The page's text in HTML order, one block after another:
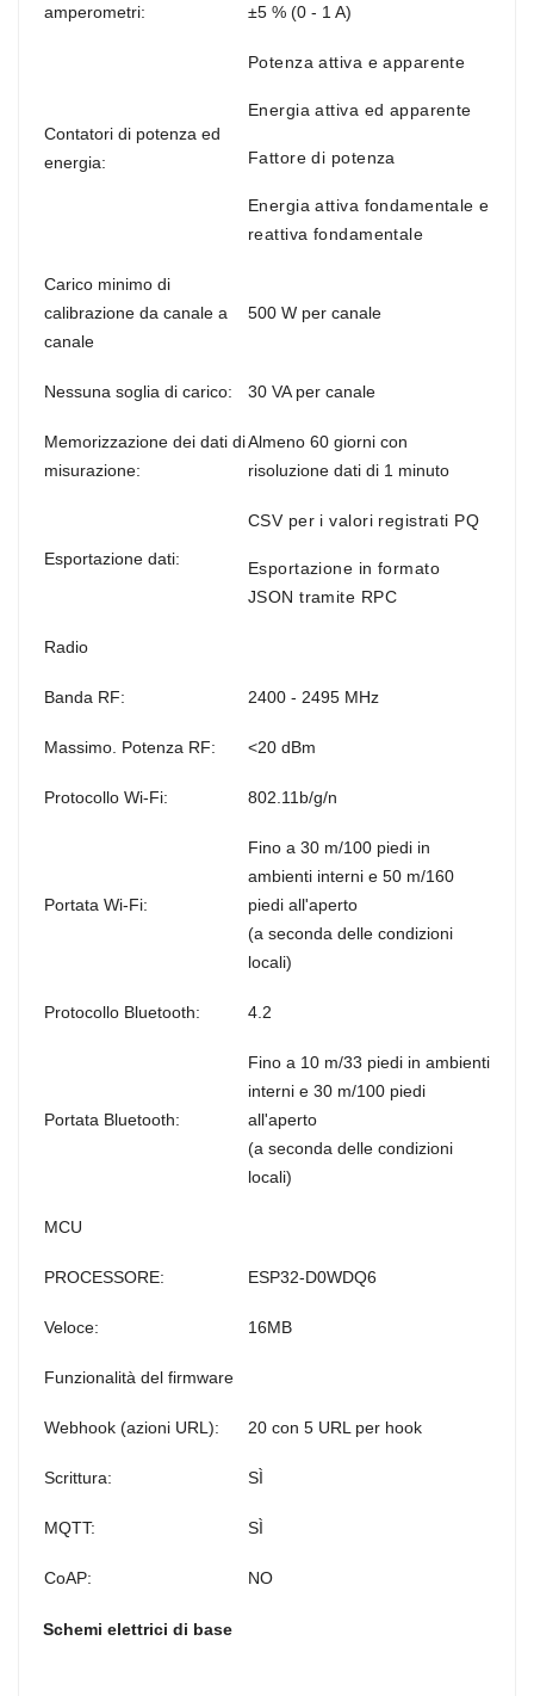
amperometri:
±5 % (0 - 1 A)
Contatori di potenza ed
energia:
Potenza attiva e apparente
Energia attiva ed apparente
Fattore di potenza
Energia attiva fondamentale e
reattiva fondamentale
Carico minimo di
calibrazione da canale a
canale
500 W per canale
Nessuna soglia di carico: 30 VA per canale
Memorizzazione dei dati di
misurazione:
Almeno 60 giorni con
risoluzione dati di 1 minuto
Esportazione dati:
CSV per i valori registrati PQ
Esportazione in formato
JSON tramite RPC
Radio
Banda RF: 2400 - 2495 MHz
Massimo. Potenza RF: <20 dBm
Protocollo Wi-Fi: 802.11b/g/n
Portata Wi-Fi:
Fino a 30 m/100 piedi in
ambienti interni e 50 m/160
piedi all'aperto
(a seconda delle condizioni
locali)
Protocollo Bluetooth: 4.2
Portata Bluetooth:
Fino a 10 m/33 piedi in ambienti
interni e 30 m/100 piedi
all'aperto
(a seconda delle condizioni
locali)
MCU
PROCESSORE: ESP32-D0WDQ6
Veloce: 16MB
Funzionalità del firmware
Webhook (azioni URL): 20 con 5 URL per hook
Scrittura: SÌ
MQTT: SÌ
CoAP: NO
Schemi elettrici di base